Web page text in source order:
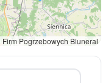
Pogrzebowych Bluneral